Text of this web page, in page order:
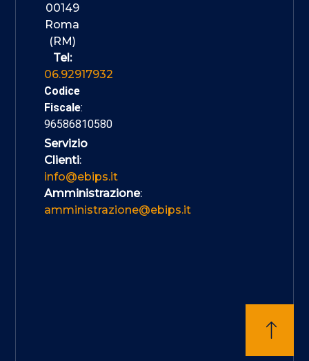
00149
Roma
(RM)
Tel:
06.92917932
Codice
Fiscale:
96586810580
Servizio
Clienti:
info@ebips.it
Amministrazione:
amministrazione@ebips.it